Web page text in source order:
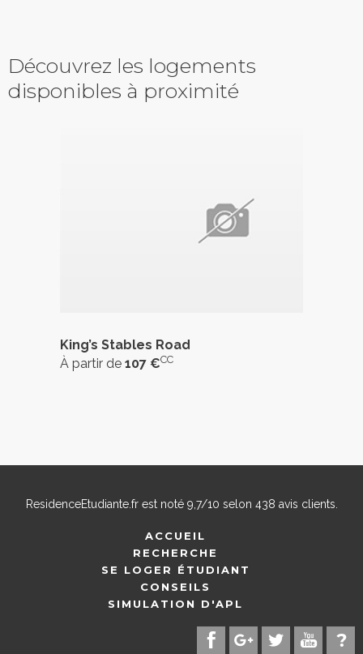
Découvrez les logements
disponibles à proximité
King’s Stables Road
À partir de 107 €CC
ResidenceEtudiante.frest noté 9,7/10 selon 438 avis clients.
ACCUEIL
RECHERCHE
SE LOGER ÉTUDIANT
CONSEILS
SIMULATION D'APL